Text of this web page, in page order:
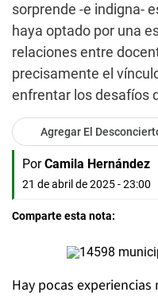
sorprende -e indigna-
haya optado por una
relaciones entre
precisamente el
enfrentar los desafíos
Agregar El
Por Camila Hernández
21 de abril de 2025 - 23:00
Comparte esta nota:
Hay pocas